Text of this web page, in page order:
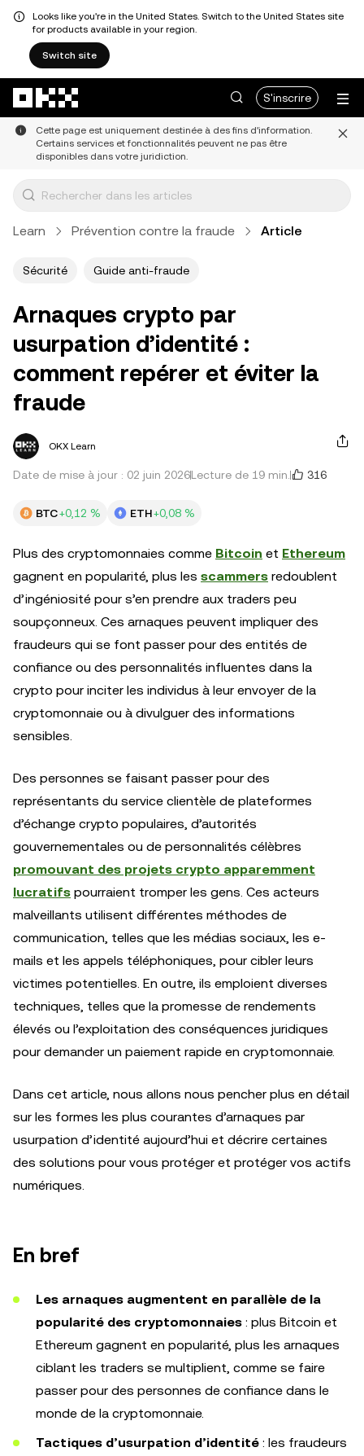
Looks like you're in the United States. Switch to the United States site
for products available in your region.
Switch site
S'inscrire
Cette page est uniquement destinée à des fins d'information.
Certains services et fonctionnalités peuvent ne pas être
disponibles dans votre juridiction.
Learn Prévention contre la fraude Article
Sécurité Guide anti-fraude
Arnaques crypto par
usurpation d’identité :
comment repérer et éviter la
fraude
OKX Learn
Date de mise à jour : 02 juin 2026Lecture de 19 min. 316
BTC+0,12 % ETH+0,08 %
Plus des cryptomonnaies comme Bitcoin et Ethereum
gagnent en popularité, plus les scammers redoublent
d’ingéniosité pour s’en prendre aux traders peu
soupçonneux. Ces arnaques peuvent impliquer des
fraudeurs qui se font passer pour des entités de
confiance ou des personnalités influentes dans la
crypto pour inciter les individus à leur envoyer de la
cryptomonnaie ou à divulguer des informations
sensibles.
Des personnes se faisant passer pour des
représentants du service clientèle de plateformes
d’échange crypto populaires, d’autorités
gouvernementales ou de personnalités célèbres
promouvant des projets crypto apparemment
lucratifs pourraient tromper les gens. Ces acteurs
malveillants utilisent différentes méthodes de
communication, telles que les médias sociaux, les e-
mails et les appels téléphoniques, pour cibler leurs
victimes potentielles. En outre, ils emploient diverses
techniques, telles que la promesse de rendements
élevés ou l’exploitation des conséquences juridiques
pour demander un paiement rapide en cryptomonnaie.
Dans cet article, nous allons nous pencher plus en détail
sur les formes les plus courantes d’arnaques par
usurpation d’identité aujourd’hui et décrire certaines
des solutions pour vous protéger et protéger vos actifs
numériques.
En bref
Les arnaques augmentent en parallèle de la
popularité des cryptomonnaies : plus Bitcoin et
Ethereum gagnent en popularité, plus les arnaques
ciblant les traders se multiplient, comme se faire
passer pour des personnes de confiance dans le
monde de la cryptomonnaie.
Tactiques d’usurpation d’identité : les fraudeurs